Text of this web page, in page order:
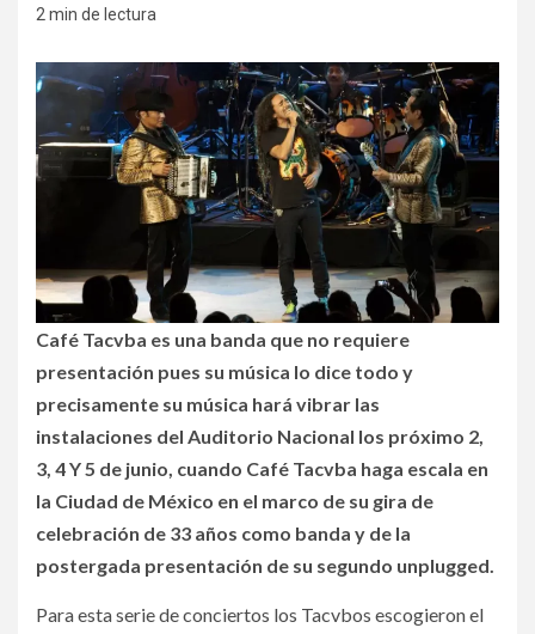
2 min de lectura
Café Tacvba es una banda que no requiere
presentación pues su música lo dice todo y
precisamente su música hará vibrar las
instalaciones del Auditorio Nacional los próximo 2,
3, 4 Y 5 de junio, cuando Café Tacvba haga escala en
la Ciudad de México en el marco de su gira de
celebración de 33 años como banda y de la
postergada presentación de su segundo unplugged.
Para esta serie de conciertos los Tacvbos escogieron el